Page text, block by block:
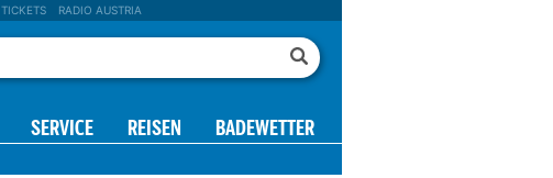
TICKETS RADIO AUSTRIA
SERVICE REISEN BADEWETTER